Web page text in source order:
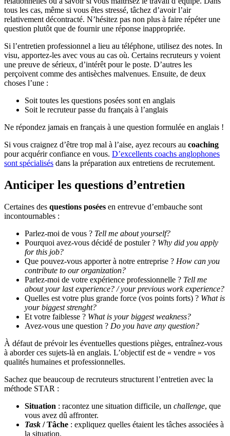
tous les cas, même si vous êtes stressé, tâchez d’avoir l’air
relativement décontracté. N’hésitez pas non plus à faire répéter une
question plutôt que de fournir une réponse inappropriée.
Si l’entretien professionnel a lieu au téléphone, utilisez des notes. In
visu, apportez-les avec vous au cas où. Certains recruteurs y voient
une preuve de sérieux, d’intérêt pour le poste. D’autres les
perçoivent comme des antisèches malvenues. Ensuite, de deux
choses l’une :
Soit toutes les questions posées sont en anglais
Soit le recruteur passe du français à l’anglais
Ne répondez jamais en français à une question formulée en anglais !
Si vous craignez d’être trop mal à l’aise, ayez recours au coaching
pour acquérir confiance en vous. D’excellents coachs anglophones
sont spécialisés dans la préparation aux entretiens de recrutement.
Anticiper les questions d’entretien
Certaines des questions posées en entrevue d’embauche sont
incontournables :
Parlez-moi de vous ? Tell me about yourself?
Pourquoi avez-vous décidé de postuler ? Why did you apply
for this job?
Que pouvez-vous apporter à notre entreprise ? How can you
contribute to our organization?
Parlez-moi de votre expérience professionnelle ? Tell me
about your last experience? / your previous work experience?
Quelles est votre plus grande force (vos points forts) ? What is
your biggest strenght?
Et votre faiblesse ? What is your biggest weakness?
Avez-vous une question ? Do you have any question?
À défaut de prévoir les éventuelles questions pièges, entraînez-vous
à aborder ces sujets-là en anglais. L’objectif est de « vendre » vos
qualités humaines et professionnelles.
Sachez que beaucoup de recruteurs structurent l’entretien avec la
méthode STAR :
Situation : racontez une situation difficile, un challenge, que
vous avez dû affronter.
Task / Tâche : expliquez quelles étaient les tâches associées à
la situation.